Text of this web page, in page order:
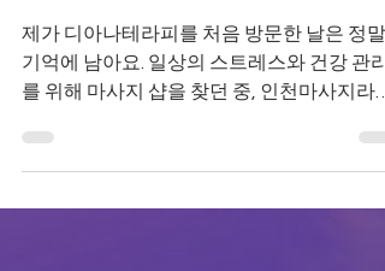
입구역 핫플레이스
제가 디아나테라피를 처음 방문한 날은 정말
기억에 남아요. 일상의 스트레스와 건강 관리
를 위해 마사지 샵을 찾던 중, 인천마사지라는